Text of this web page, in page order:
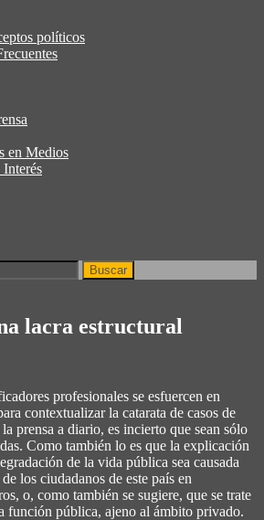
regeneración,
europeísmo
políticos
en Medios
lacra estructural
profesionales se esfuercen en
contextualizar la catarata de casos de
prensa a diario, es incierto que sean sólo
Como también lo es que la explicación
de la vida pública sea causada
los ciudadanos de este país en
o, como también se sugiere, que se trate
función pública, ajeno al ámbito privado.